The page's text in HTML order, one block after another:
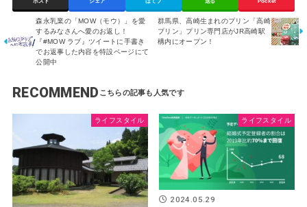
森永乳業の「MOW（モウ）」を愛
するみなさんへ愛のお返し！
『#MOW ラブ』ツイートに手書き
でお返事した内容を特設ページにて
公開中
群馬県、高崎生まれのプリン「高崎
プリン」プリン専門店がJR高崎駅
構内にオープン！
RECOMMEND
ライフスタイル ライフスタイル
2024.05.29